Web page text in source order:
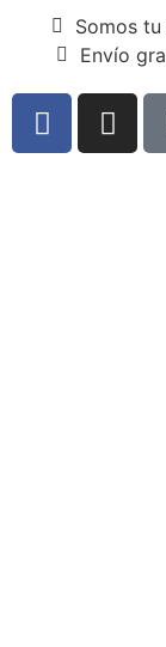
Somos
Envío